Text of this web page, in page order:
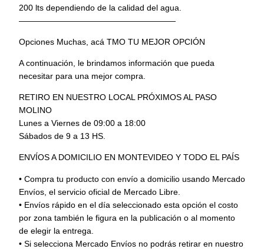
t
2
i
t
r
o
c
d
200 lts dependiendo de la calidad del agua.
———————————————————
Opciones Muchas, acá TMO TU MEJOR OPCIÓN
A continuación, le brindamos información que pueda
necesitar para una mejor compra.
RETIRO EN NUESTRO LOCAL PRÓXIMOS AL PASO
MOLINO
Lunes a Viernes de 09:00 a 18:00
Sábados de 9 a 13 HS.
ENVÍOS A DOMICILIO EN MONTEVIDEO Y TODO EL PAÍS
• Compra tu producto con envío a domicilio usando Mercado
Envíos, el servicio oficial de Mercado Libre.
• Envíos rápido en el día seleccionado esta opción el costo
por zona también le figura en la publicación o al momento
de elegir la entrega.
• Si selecciona Mercado Envíos no podrás retirar en nuestro